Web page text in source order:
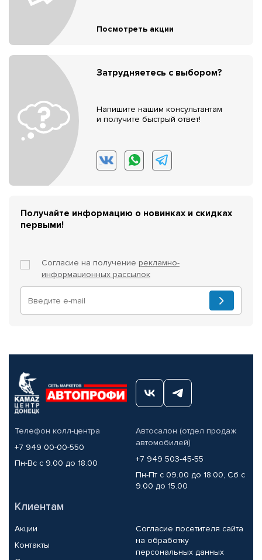
Посмотреть акции
Затрудняетесь с выбором?
Напишите нашим консультантам
и получите быстрый ответ!
Получайте информацию о новинках и скидках
первыми!
Согласие на получение рекламно-
информационных рассылок
Телефон колл-центра
+7 949 00-00-550
Пн-Вс с 9.00 до 18.00
Автосалон (отдел продаж
автомобилей)
+7 949 503-45-55
Пн-Пт с 09.00 до 18.00, Сб с
9.00 до 15.00
Клиентам
Акции
Контакты
Согласие посетителя сайта
на обработку
персональных данных